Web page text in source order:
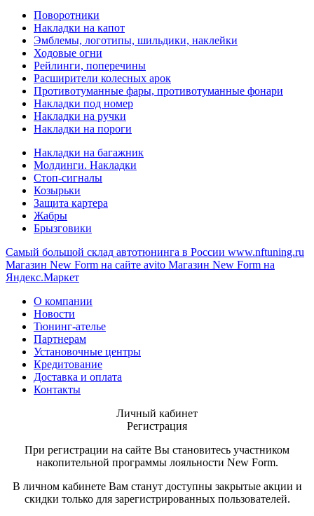
Поворотники
Накладки на капот
Эмблемы, логотипы, шильдики, наклейки
Ходовые огни
Рейлинги, поперечины
Расширители колесных арок
Противотуманные фары, противотуманные фонари
Накладки под номер
Накладки на ручки
Накладки на пороги
Накладки на багажник
Молдинги. Накладки
Стоп-сигналы
Козырьки
Защита картера
Жабры
Брызговики
Самый большой склад автотюнинга в России www.nftuning.ru
Магазин New Form на сайте avito Магазин New Form на
Яндекс.Маркет
О компании
Новости
Тюнинг-ателье
Партнерам
Установочные центры
Кредитование
Доставка и оплата
Контакты
Личный кабинет
Регистрация
При регистрации на сайте Вы становитесь участником
накопительной программы лояльности New Form.
В личном кабинете Вам станут доступны закрытые акции и
скидки только для зарегистрированных пользователей.